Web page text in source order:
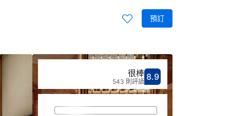
預訂
分數8.9分
8.9評比很棒
很棒
543 則評語